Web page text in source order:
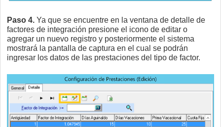
Paso 4. Ya que se encuentre en la ventana de detalle de
factores de integración presione el icono de editar o
agregar un nuevo registro y posteriormente el sistema
mostrará la pantalla de captura en el cual se podrán
ingresar los datos de las prestaciones del tipo de factor.